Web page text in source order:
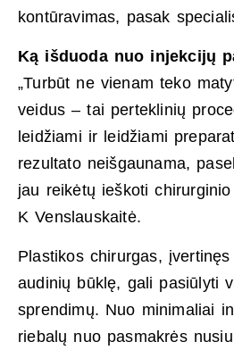
kontūravimas, pasak
Ką išduoda nuo injekcijų
„Turbūt ne vienam teko
veidus – tai perteklinių
leidžiami ir leidžiami
rezultato neišgaunama,
jau reikėtų ieškoti
K Venslauskaitė.
Plastikos chirurgas,
audinių būklę, gali pasiūlyti
sprendimų. Nuo minimaliai
riebalų nuo pasmakrės